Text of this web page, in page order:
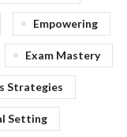
Empowering
Exam Mastery
Strategies
Setting